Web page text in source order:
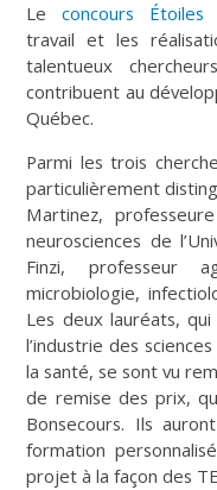
Leconcours Étoiles
travail et les
talentueux
contribuent au
Québec.
Parmi les trois
particulièrement
Martinez,
neurosciences de
Finzi, professeur
microbiologie,
Les deux lauréats,
l’industrie des
la santé, se sont vu
de remise des prix,
Bonsecours. Ils
formation
projet à la façon des